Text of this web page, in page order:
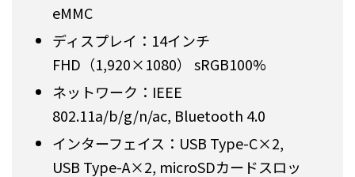
eMMC
ディスプレイ：14インチ
FHD（1,920×1080） sRGB100%
ネットワーク：IEEE
802.11a/b/g/n/ac, Bluetooth 4.0
インターフェイス：USB Type-C×2,
USB Type-A×2, microSDカードスロッ